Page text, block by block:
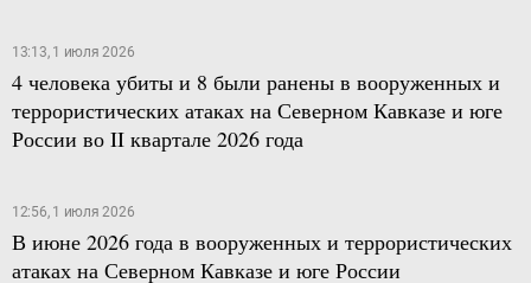
13:13, 1 июля 2026
4 человека убиты и 8 были ранены в вооруженных и
террористических атаках на Северном Кавказе и юге
России во II квартале 2026 года
12:56, 1 июля 2026
В июне 2026 года в вооруженных и террористических
атаках на Северном Кавказе и юге России